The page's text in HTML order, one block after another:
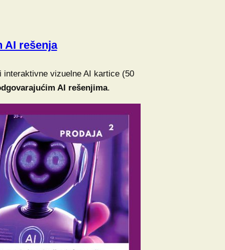
AI rešenja
interaktivne vizuelne AI kartice (50
AI rešenjima.